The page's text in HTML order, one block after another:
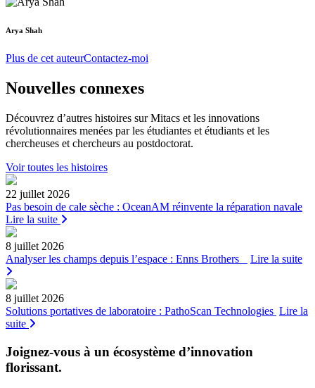
Arya Shah
Plus de cet auteurContactez-moi
Nouvelles connexes
Découvrez d’autres histoires sur Mitacs et les innovations
révolutionnaires menées par les étudiantes et étudiants et les
chercheuses et chercheurs au postdoctorat.
Voir toutes les histoires
22 juillet 2026
Pas besoin de cale sèche : OceanAM réinvente la réparation navale
Lire la suite
8 juillet 2026
Analyser les champs depuis l’espace : Enns Brothers
Lire la suite
8 juillet 2026
Solutions portatives de laboratoire : PathoScan Technologies Lire la
suite
Joignez-vous à un écosystème d’innovation
florissant.